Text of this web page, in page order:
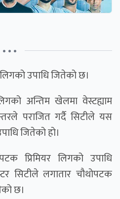
• • •
उपाधि जितेको छ।
अन्तिम खेलमा वेस्टह्याम
पराजित गर्दै सिटीले यस
जितेको हो।
प्रिमियर लिगको उपाधि
सिटीले लगातार चौथोपटक
छ।